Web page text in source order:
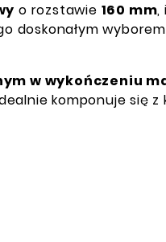
o rozstawie 160 mm,
doskonałym
w wykończeniu
komponuje się